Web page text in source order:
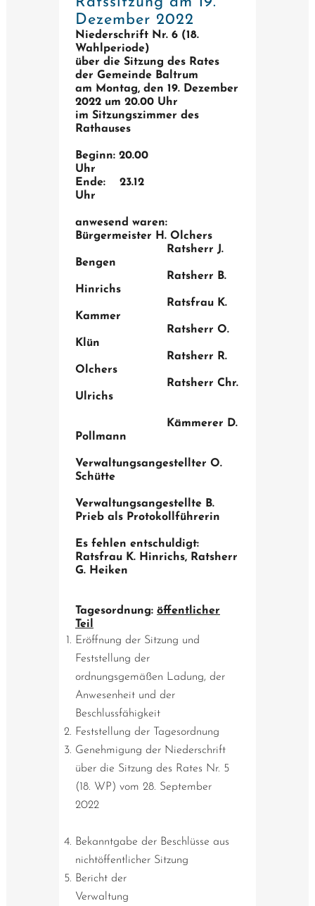
Dezember 2022
Niederschrift Nr. 6 (18.
Wahlperiode)
über die Sitzung des Rates
der Gemeinde Baltrum
am Montag, den 19. Dezember
2022 um 20.00 Uhr
im Sitzungszimmer des
Rathauses
Beginn: 20.00
Ende: 23.12
anwesend waren:
Bürgermeister H. Olchers
Ratsherr J.
Bengen
Ratsherr B.
Hinrichs
Ratsfrau K.
Kammer
Ratsherr O.
Klün
Ratsherr R.
Olchers
Ratsherr Chr.
Ulrichs
Kämmerer D.
Pollmann
Verwaltungsangestellter O.
Schütte
Verwaltungsangestellte B.
Prieb als Protokollführerin
Es fehlen entschuldigt:
Ratsfrau K. Hinrichs, Ratsherr
G. Heiken
Tagesordnung: öffentlicher
Teil
Eröffnung der Sitzung und
Feststellung der
ordnungsgemäßen Ladung, der
Anwesenheit und der
Beschlussfähigkeit
Feststellung der Tagesordnung
Genehmigung der Niederschrift
über die Sitzung des Rates Nr. 5
(18. WP) vom 28. September
Bekanntgabe der Beschlüsse aus
nichtöffentlicher Sitzung
Bericht der